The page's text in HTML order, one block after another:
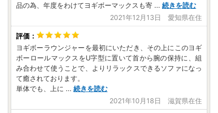
品の為、年度をわけてヨギボーマックスも寄 ... 続きを読む
2021年12月13日 愛知県在住
ヨギボーラウンジャーを最初にいただき、その上にこのヨギ
ボーロールマックスをU字型に置いて首から腕の保持に、組
み合わせて使うことで、よりリラックスできるソファになっ
て癒されております。
単体でも、上に ... 続きを読む
2021年10月18日 滋賀県在住